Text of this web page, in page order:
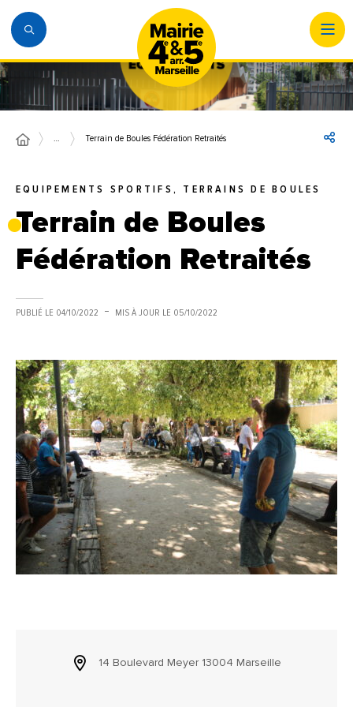
… Terrain de Boules Fédération Retraités
EQUIPEMENTS SPORTIFS, TERRAINS DE BOULES
Terrain de Boules
Fédération Retraités
PUBLIÉ LE 04/10/2022 MIS À JOUR LE 05/10/2022
14 Boulevard Meyer 13004 Marseille